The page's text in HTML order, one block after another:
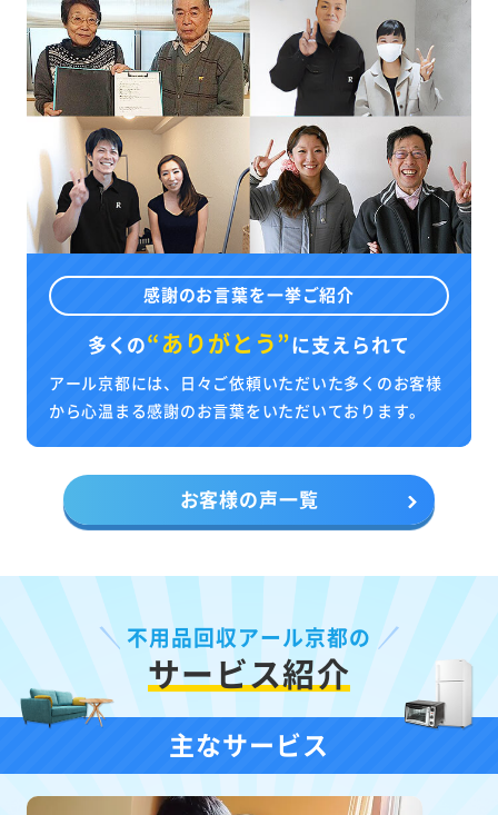
感謝のお言葉を一挙ご紹介
多くの“ありがとう”に支えられて
アール京都には、日々ご依頼いただいた多くのお客様
から心温まる感謝のお言葉をいただいております。
お客様の声一覧
不用品回収アール京都の
サービス紹介
主なサービス